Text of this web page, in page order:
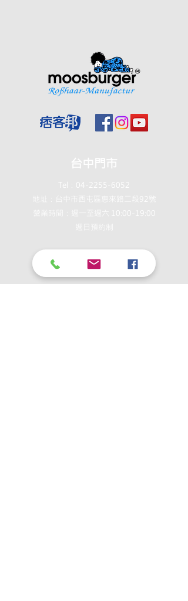
台中門市
Tel：04-2255-6052
地址：台中市西屯區惠來路二段92號
營業時間：週一至週六 10:00-19:00